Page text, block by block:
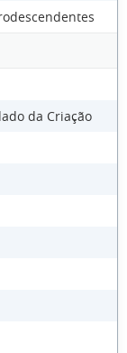
da Criação